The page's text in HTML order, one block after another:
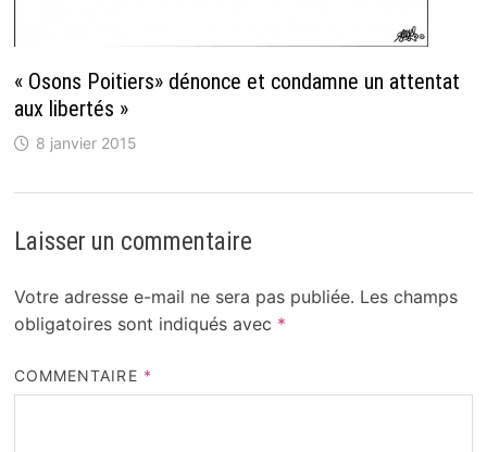
« Osons Poitiers» dénonce et condamne un attentat
aux libertés »
8 janvier 2015
Laisser un commentaire
Votre adresse e-mail ne sera pas publiée. Les champs
obligatoires sont indiqués avec *
COMMENTAIRE *